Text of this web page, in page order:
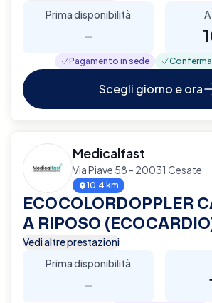
Prima disponibilità
-
Pagamento in sede
Scegli giorno e ora
Medicalfast
Via Piave 58 - 20031 Cesate
10.4 km
ECOCOLORDOPPLER
A RIPOSO
Vedi altre prestazioni
Prima disponibilità
-